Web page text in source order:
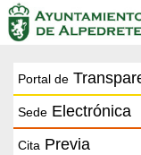
Portal de
Sede Electrónica
Cita Previa